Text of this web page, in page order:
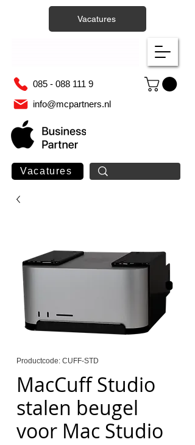
085 - 088 111 9
info@mcpartners.nl
Vacatures
Vacatures
Productcode: CUFF-STD
MacCuff Studio
stalen beugel
voor Mac Studio